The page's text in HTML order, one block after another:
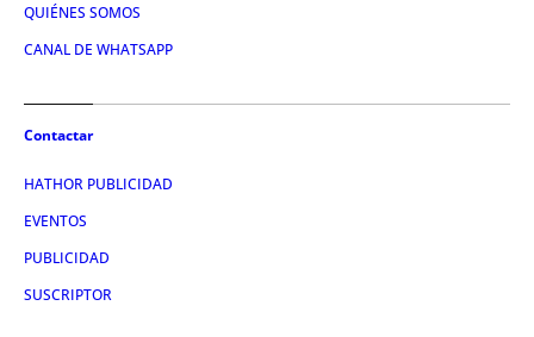
QUIÉNES SOMOS
CANAL DE WHATSAPP
Contactar
HATHOR PUBLICIDAD
EVENTOS
PUBLICIDAD
SUSCRIPTOR